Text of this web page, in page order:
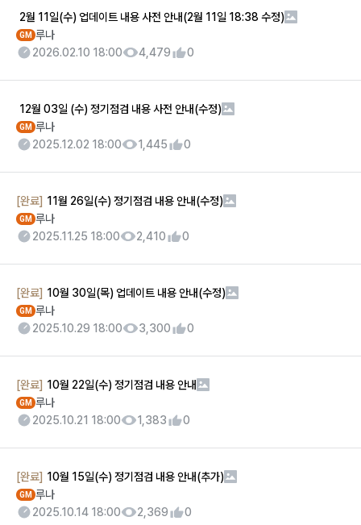
2월 11일(수) 업데이트 내용 사전 안내(2월 11일 18:38 수정)
GM
루나
2026.02.10 18:00
4,479 0
12월 03일 (수) 정기점검 내용 사전 안내(수정)
GM
루나
2025.12.02 18:00
1,445 0
[완료] 11월 26일(수) 정기점검 내용 안내(수정)
GM
루나
2025.11.25 18:00
2,410 0
[완료] 10월 30일(목) 업데이트 내용 안내(수정)
GM
루나
2025.10.29 18:00
3,300 0
[완료] 10월 22일(수) 정기점검 내용 안내
GM
루나
2025.10.21 18:00
1,383 0
[완료] 10월 15일(수) 정기점검 내용 안내(추가)
GM
루나
2025.10.14 18:00
2,369 0